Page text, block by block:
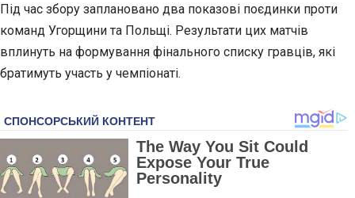
Під час збору заплановано два показові поєдинки проти
команд Угорщини та Польщі. Результати цих матчів
вплинуть на формування фінального списку гравців, які
братимуть участь у чемпіонаті.